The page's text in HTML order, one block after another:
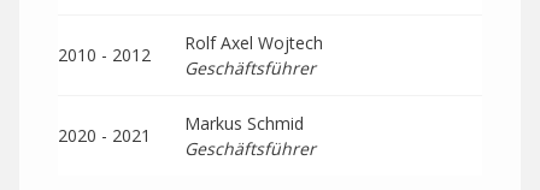
2010 - 2012
Rolf Axel Wojtech
Geschäftsführer
2020 - 2021
Markus Schmid
Geschäftsführer